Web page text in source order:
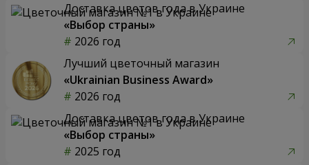
Доставка цветов года в Украине
«Выбор страны»
2026 год
Лучший цветочный магазин
«Ukrainian Business Award»
2026 год
Доставка цветов года в Украине
«Выбор страны»
2025 год